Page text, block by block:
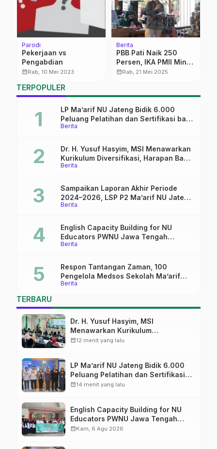
Parodi
Pekerjaan vs
Pengabdian
calendar_monthRab, 10 Mei 2023
Berita
PBB Pati Naik 250
Persen, IKA PMII Minta
Pemkab Libatkan
calendar_monthRab, 21 Mei 2025
TERPOPULER
Berita
LP Ma’arif NU Jateng Bidik 6.000
Peluang Pelatihan dan Sertifikasi bagi
Lulusan SMK
Berita
Dr. H. Yusuf Hasyim, MSI Menawarkan
Kurikulum Diversifikasi, Harapan Baru
dalam dunia pendidikan
Berita
Sampaikan Laporan Akhir Periode
2024–2026, LSP P2 Ma’arif NU Jateng
Mantapkan Sinergi Link and Match
Berita
English Capacity Building for NU
Educators PWNU Jawa Tengah
Batch#4; Membuka Jalan Menuju
Berita
Respon Tantangan Zaman, 100
Pengelola Medsos Sekolah Ma’arif
Pekalongan Ikuti Pelatihan Literasi
TERBARU
Dr. H. Yusuf Hasyim, MSI
Menawarkan Kurikulum
Diversifikasi, Harapan Baru dalam
calendar_month12 menit yang lalu
LP Ma’arif NU Jateng Bidik 6.000
Peluang Pelatihan dan Sertifikasi
bagi Lulusan SMK
calendar_month14 menit yang lalu
English Capacity Building for NU
Educators PWNU Jawa Tengah
Batch#4; Membuka Jalan Menuju
calendar_monthKam, 6 Agu 2026